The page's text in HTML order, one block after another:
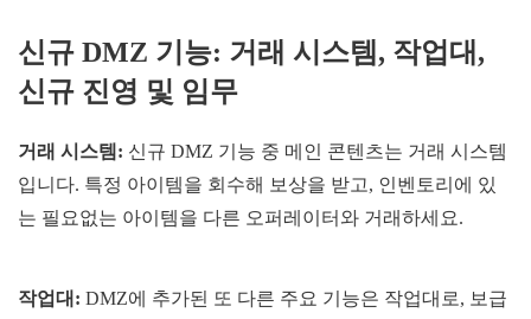
신규 DMZ 기능: 거래 시스템, 작업대,
신규 진영 및 임무
거래 시스템: 신규 DMZ 기능 중 메인 콘텐츠는 거래 시스템
입니다. 특정 아이템을 회수해 보상을 받고, 인벤토리에 있
는 필요없는 아이템을 다른 오퍼레이터와 거래하세요.
작업대: DMZ에 추가된 또 다른 주요 기능은 작업대로, 보급